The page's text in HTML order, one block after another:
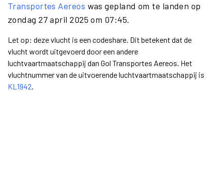
Transportes Aereos was gepland om te landen op
zondag 27 april 2025 om 07:45.
Let op: deze vlucht is een codeshare. Dit betekent dat de
vlucht wordt uitgevoerd door een andere
luchtvaartmaatschappij dan Gol Transportes Aereos. Het
vluchtnummer van de uitvoerende luchtvaartmaatschappij is
KL1942.